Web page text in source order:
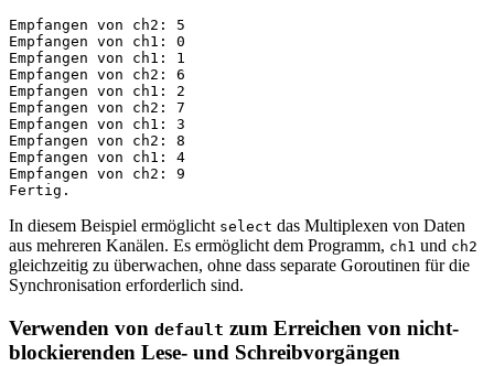
Empfangen von ch2: 5
Empfangen von ch1: 0
Empfangen von ch1: 1
Empfangen von ch2: 6
Empfangen von ch1: 2
Empfangen von ch2: 7
Empfangen von ch1: 3
Empfangen von ch2: 8
Empfangen von ch1: 4
Empfangen von ch2: 9
In diesem Beispiel ermöglicht select das Multiplexen von Daten
aus mehreren Kanälen. Es ermöglicht dem Programm, ch1 und ch2
gleichzeitig zu überwachen, ohne dass separate Goroutinen für die
Synchronisation erforderlich sind.
Verwenden von default zum Erreichen von nicht-
blockierenden Lese- und Schreibvorgängen